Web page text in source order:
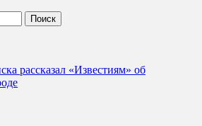
рассказал «Известиям» об